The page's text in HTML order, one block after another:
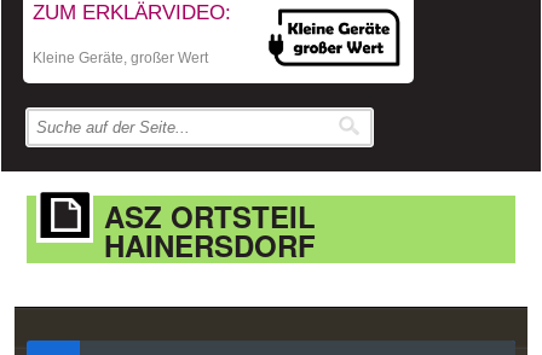
ZUM ERKLÄRVIDEO:
Kleine Geräte, großer Wert
ASZ ORTSTEIL
HAINERSDORF